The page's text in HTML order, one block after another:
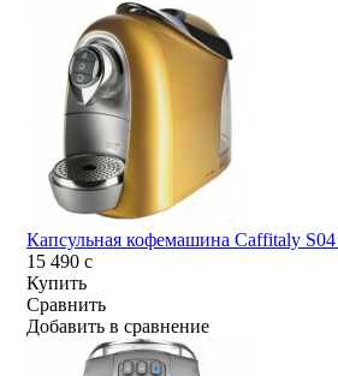
Капсульная кофемашина Caffitaly S04
15 490c
Купить
Сравнить
Добавить в сравнение